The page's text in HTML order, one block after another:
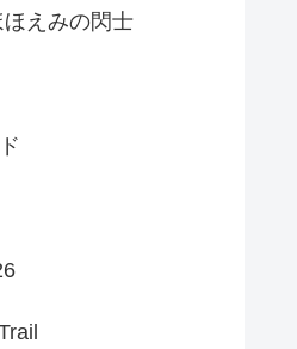
えみの閃士